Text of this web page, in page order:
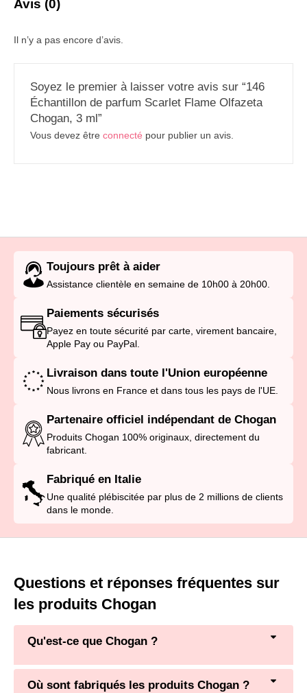
Avis (0)
Il n’y a pas encore d’avis.
Soyez le premier à laisser votre avis sur “146
Échantillon de parfum Scarlet Flame Olfazeta
Chogan, 3 ml”
Vous devez être connecté pour publier un avis.
Toujours prêt à aider
Assistance clientèle en semaine de 10h00 à 20h00.
Paiements sécurisés
Payez en toute sécurité par carte, virement bancaire,
Apple Pay ou PayPal.
Livraison dans toute l'Union européenne
Nous livrons en France et dans tous les pays de l'UE.
Partenaire officiel indépendant de Chogan
Produits Chogan 100% originaux, directement du
fabricant.
Fabriqué en Italie
Une qualité plébiscitée par plus de 2 millions de clients
dans le monde.
Questions et réponses fréquentes sur
les produits Chogan
Qu'est-ce que Chogan ?
Où sont fabriqués les produits Chogan ?